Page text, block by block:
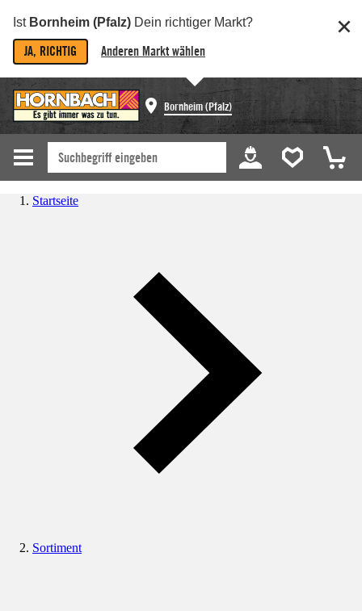
Ist Bornheim (Pfalz) Dein richtiger Markt?
JA, RICHTIG Anderen Markt wählen
Bornheim (Pfalz)
Startseite
Sortiment